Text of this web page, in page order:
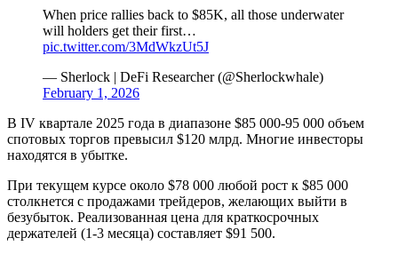
When price rallies back to $85K, all those underwater
will holders get their first…
pic.twitter.com/3MdWkzUt5J
— Sherlock | DeFi Researcher (@Sherlockwhale)
February 1, 2026
В IV квартале 2025 года в диапазоне $85 000-95 000 объем
спотовых торгов превысил $120 млрд. Многие инвесторы
находятся в убытке.
При текущем курсе около $78 000 любой рост к $85 000
столкнется с продажами трейдеров, желающих выйти в
безубыток. Реализованная цена для краткосрочных
держателей (1-3 месяца) составляет $91 500.